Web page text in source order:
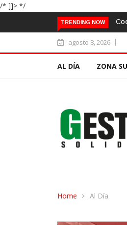
/* ]]> */
TRENDING NOW
¢15.901 millones a mitad de
agosto 8, 2026
AL DÍA ZONA
Home Al Día